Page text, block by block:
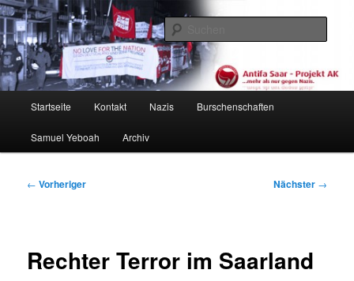
Zum
primären
Inhalt
springenAntifa Saar / Projekt AK
Startseite Kontakt Nazis Burschenschaften
Samuel Yeboah Archiv
Beitragsnavigation
← Vorheriger Nächster →
Rechter Terror im Saarland